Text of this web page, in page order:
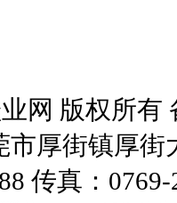
网 版权所有
市厚街镇厚
传真：0769-